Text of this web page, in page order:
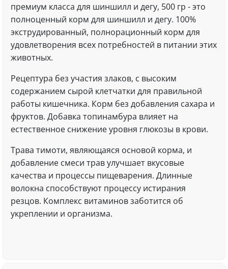
премиум класса для шиншилл и дегу, 500 гр - это
полноценный корм для шиншилл и дегу. 100%
экструдированный, полнорационный корм для
удовлетворения всех потребностей в питании этих
животных.
Рецептура без участия злаков, с высоким
содержанием сырой клетчатки для правильной
работы кишечника. Корм без добавления сахара и
фруктов. Добавка топинамбура влияет на
естественное снижение уровня глюкозы в крови.
Трава тимоти, являющаяся основой корма, и
добавление смеси трав улучшает вкусовые
качества и процессы пищеварения. Длинные
волокна способствуют процессу истирания
резцов. Комплекс витаминов заботится об
укреплении и организма.